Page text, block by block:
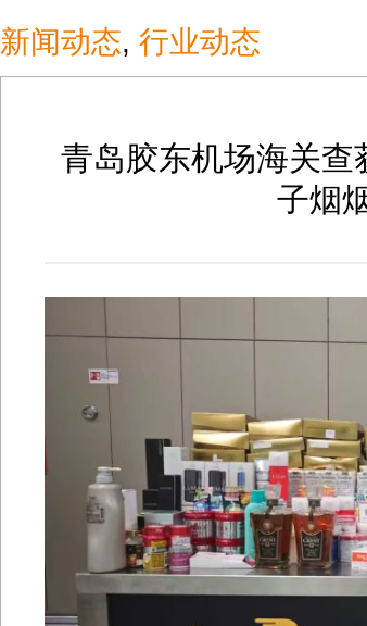
新闻动态, 行业动态
青岛胶东机场海关
子烟